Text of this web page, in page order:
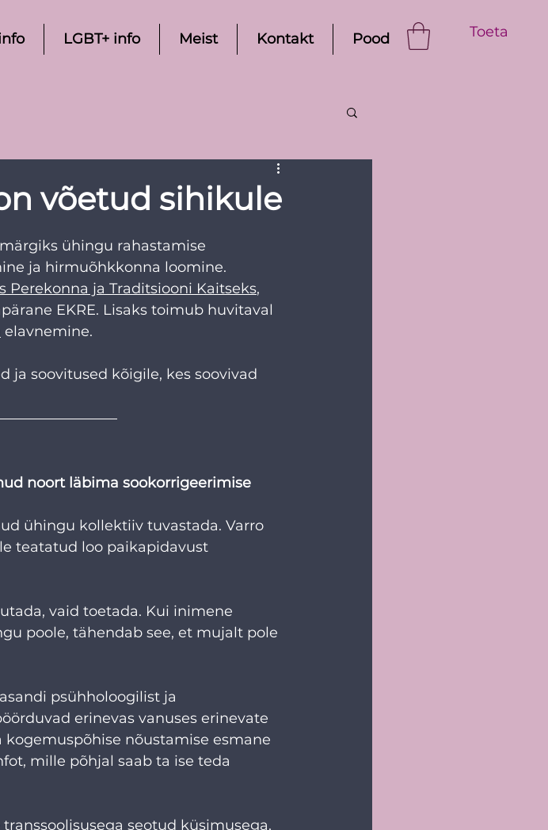
LGBT+ info Meist Kontakt Pood Toeta
võetud sihikule
ühingu rahastamise
ja hirmuõhkkonna loomine.
Perekonna ja Traditsiooni Kaitseks,
EKRE. Lisaks toimub huvitaval
elavnemine.
ja soovitused kõigile, kes soovivad
noort läbima sookorrigeerimise
ühingu kollektiiv tuvastada. Varro
teatatud loo paikapidavust
vaid toetada. Kui inimene
poole, tähendab see, et mujalt pole
psühholoogilist ja
erinevas vanuses erinevate
nõustamise esmane
mille põhjal saab ta ise teda
seotud küsimusega,